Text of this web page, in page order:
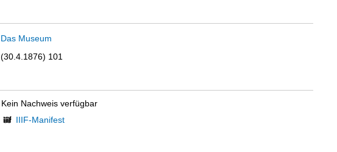
Das Museum
(30.4.1876) 101
Kein Nachweis verfügbar
IIIF-Manifest